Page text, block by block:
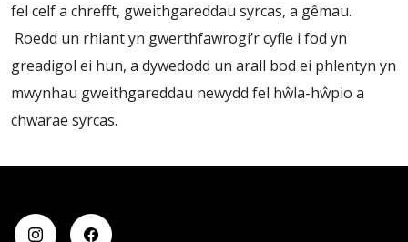
fel celf a chrefft, gweithgareddau syrcas, a gêmau.
Roedd un rhiant yn gwerthfawrogi’r cyfle i fod yn
greadigol ei hun, a dywedodd un arall bod ei phlentyn yn
mwynhau gweithgareddau newydd fel hŵla-hŵpio a
chwarae syrcas.